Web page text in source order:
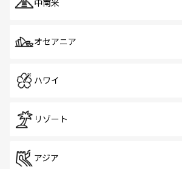
中南米
オセアニア
ハワイ
リゾート
アジア